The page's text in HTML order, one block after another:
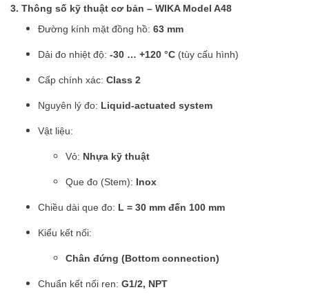
3. Thông số kỹ thuật cơ bản – WIKA Model A48
Đường kính mặt đồng hồ: 63 mm
Dải đo nhiệt độ: -30 … +120 °C (tùy cấu hình)
Cấp chính xác: Class 2
Nguyên lý đo: Liquid-actuated system
Vật liệu:
Vỏ: Nhựa kỹ thuật
Que đo (Stem): Inox
Chiều dài que đo: L = 30 mm đến 100 mm
Kiểu kết nối:
Chân đứng (Bottom connection)
Chuẩn kết nối ren: G1/2, NPT